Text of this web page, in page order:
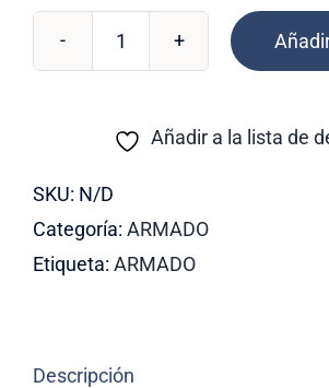
Recta
cantidad
Añadir a la lista de
SKU: N/D
Categoría: ARMADO
Etiqueta: ARMADO
Descripción